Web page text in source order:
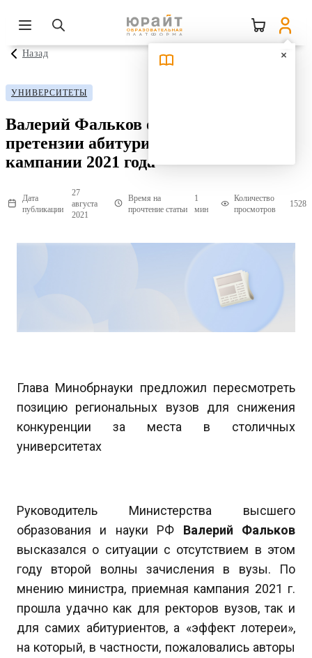
Назад
УНИВЕРСИТЕТЫ
Валерий Фальков ответил на
претензии абитуриентов к приемной
кампании 2021 года
Дата
публикации
27
августа
2021
Время на
прочтение статьи
1
мин
Количество
просмотров
1528
Глава Минобрнауки предложил пересмотреть
позицию региональных вузов для снижения
конкуренции за места в столичных
университетах
Руководитель Министерства высшего
образования и науки РФ Валерий Фальков
высказался о ситуации с отсутствием в этом
году второй волны зачисления в вузы. По
мнению министра, приемная кампания 2021 г.
прошла удачно как для ректоров вузов, так и
для самих абитуриентов, а «эффект лотереи»,
на который, в частности, пожаловались авторы